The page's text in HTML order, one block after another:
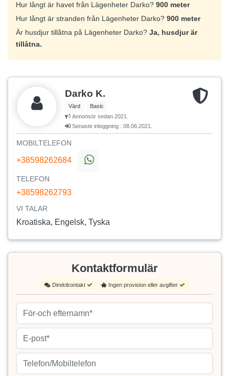
Hur långt är havet från Lägenheter Darko? 900 meter
Hur långt är stranden från Lägenheter Darko? 900 meter
Är husdjur tillåtna på Lägenheter Darko? Ja, husdjur är
tillåtna.
Darko K.
Värd
Basic
Annonsör sedan 2021.
Senaste inloggning : 08.06.2021.
MOBILTELEFON
+38598262684
TELEFON
+38598262793
VI TALAR
Kroatiska, Engelsk, Tyska
Kontaktformulär
Direktkontakt Ingen provision eller avgifter